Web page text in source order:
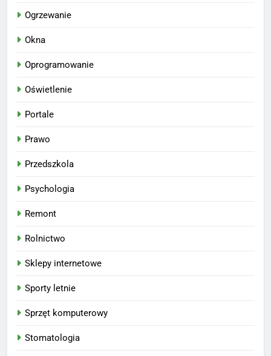
Ogrzewanie
Okna
Oprogramowanie
Oświetlenie
Portale
Prawo
Przedszkola
Psychologia
Remont
Rolnictwo
Sklepy internetowe
Sporty letnie
Sprzęt komputerowy
Stomatologia